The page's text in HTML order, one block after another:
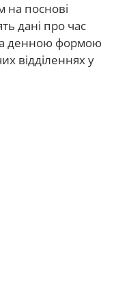
поснові
дані про час
денною формою
відділеннях у